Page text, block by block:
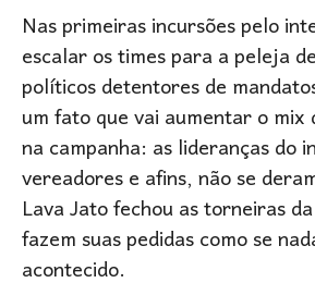
Nas primeiras incursões pelo
escalar os times para a peleja
políticos detentores de
um fato que vai aumentar o mix
na campanha: as lideranças do
vereadores e afins, não se
Lava Jato fechou as torneiras
fazem suas pedidas como se
acontecido.